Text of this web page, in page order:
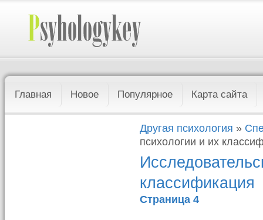
Главная Новое Популярное Карта сайта
Другая психология »
психологии и их
классификация
Страница 4